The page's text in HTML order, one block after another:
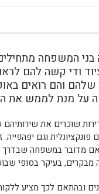
המשפחה
ודי קשה להם
והם רואים
על מנת לממש את
שוכרים את
וגם
מדובר במשפחה
מבקרים, בעיקר בסופי
ובהתאם לכך מציע